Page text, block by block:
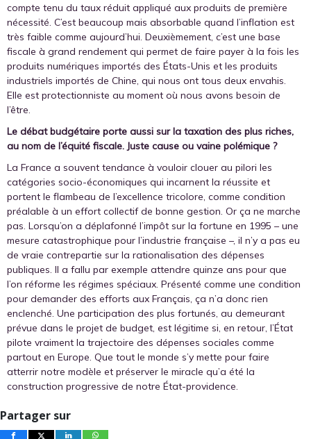
compte tenu du taux réduit appliqué aux produits de première
nécessité. C’est beaucoup mais absorbable quand l’inflation est
très faible comme aujourd’hui. Deuxièmement, c’est une base
fiscale à grand rendement qui permet de faire payer à la fois les
produits numériques importés des États-Unis et les produits
industriels importés de Chine, qui nous ont tous deux envahis.
Elle est protectionniste au moment où nous avons besoin de
l’être.
Le débat budgétaire porte aussi sur la taxation des plus riches,
au nom de l’équité fiscale. Juste cause ou vaine polémique ?
La France a souvent tendance à vouloir clouer au pilori les
catégories socio-économiques qui incarnent la réussite et
portent le flambeau de l’excellence tricolore, comme condition
préalable à un effort collectif de bonne gestion. Or ça ne marche
pas. Lorsqu’on a déplafonné l’impôt sur la fortune en 1995 – une
mesure catastrophique pour l’industrie française –, il n’y a pas eu
de vraie contrepartie sur la rationalisation des dépenses
publiques. Il a fallu par exemple attendre quinze ans pour que
l’on réforme les régimes spéciaux. Présenté comme une condition
pour demander des efforts aux Français, ça n’a donc rien
enclenché. Une participation des plus fortunés, au demeurant
prévue dans le projet de budget, est légitime si, en retour, l’État
pilote vraiment la trajectoire des dépenses sociales comme
partout en Europe. Que tout le monde s’y mette pour faire
atterrir notre modèle et préserver le miracle qu’a été la
construction progressive de notre État-providence.
Partager sur